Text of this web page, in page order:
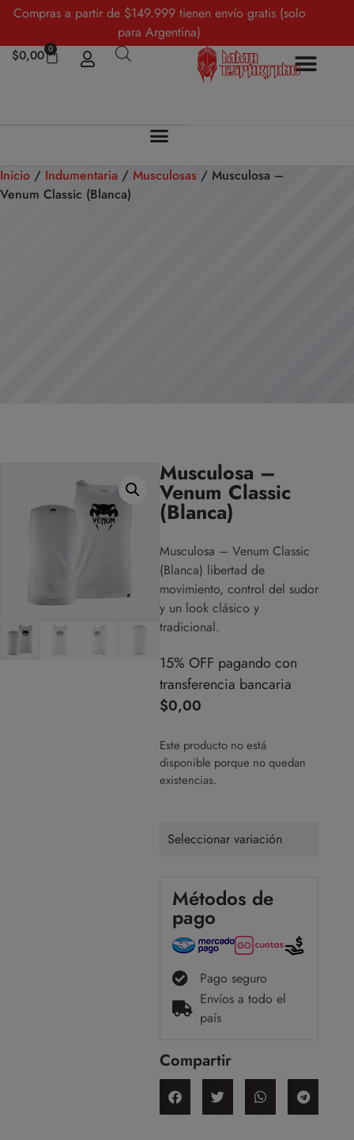
Compras a partir de $149.999 tienen envío gratis (solo
para Argentina)
$0,00 0
Inicio / Indumentaria / Musculosas / Musculosa –
Venum Classic (Blanca)
Musculosa –
Venum Classic
(Blanca)
Musculosa – Venum Classic
(Blanca) libertad de
movimiento, control del sudor
y un look clásico y
tradicional.
15% OFF pagando con
transferencia bancaria
$0,00
Este producto no está
disponible porque no quedan
existencias.
Seleccionar variación
Métodos de
pago
Pago seguro
Envíos a todo el
país
Compartir